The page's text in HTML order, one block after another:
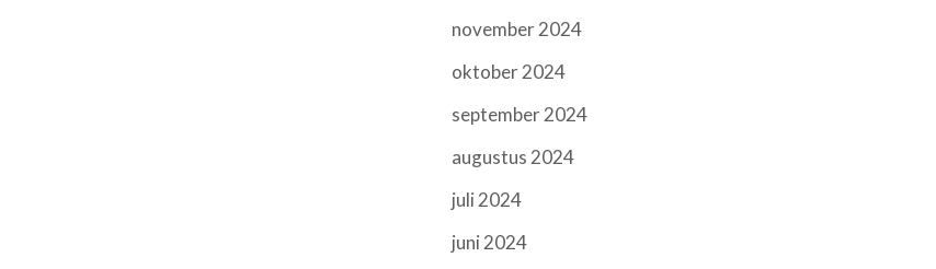
november 2024
oktober 2024
september 2024
augustus 2024
juli 2024
juni 2024